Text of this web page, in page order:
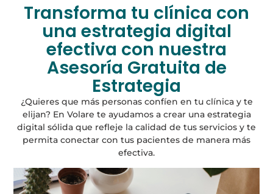
Transforma tu clínica con
una estrategia digital
efectiva con nuestra
Asesoría Gratuita de
Estrategia
¿Quieres que más personas confíen en tu clínica y te
elijan? En Volare te ayudamos a crear una estrategia
digital sólida que refleje la calidad de tus servicios y te
permita conectar con tus pacientes de manera más
efectiva.